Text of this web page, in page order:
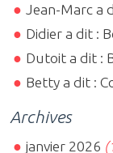
Jean-Marc a
Didier a dit :
Dutoit a dit :
Betty a dit :
Archives
janvier 2026